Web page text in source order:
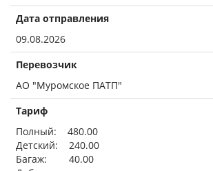
Дата отправления
09.08.2026
Перевозчик
АО "Муромское ПАТП"
Тариф
Полный: 480.00
Детский: 240.00
Багаж: 40.00